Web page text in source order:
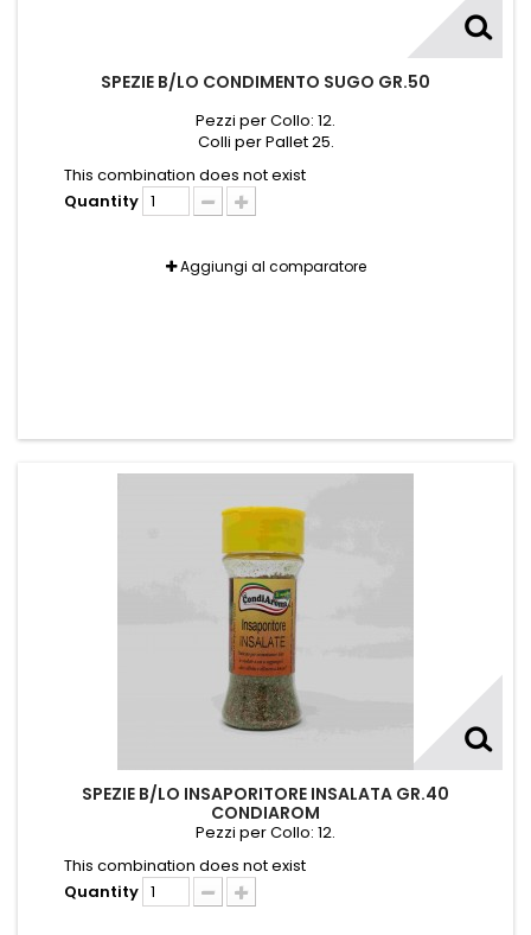
SPEZIE B/LO CONDIMENTO SUGO GR.50
Pezzi per Collo: 12.
Colli per Pallet 25.
This combination does not exist
Quantity
Aggiungi al comparatore
SPEZIE B/LO INSAPORITORE INSALATA GR.40
CONDIAROM
Pezzi per Collo: 12.
This combination does not exist
Quantity